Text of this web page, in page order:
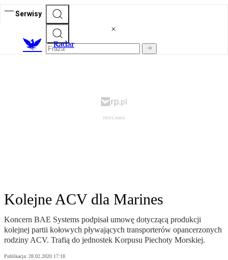
Serwisy
Radar
Kolejne ACV dla Marines
Koncern BAE Systems podpisał umowę dotyczącą produkcji
kolejnej partii kołowych pływających transporterów opancerzonych
rodziny ACV. Trafią do jednostek Korpusu Piechoty Morskiej.
Publikacja: 28.02.2020 17:18